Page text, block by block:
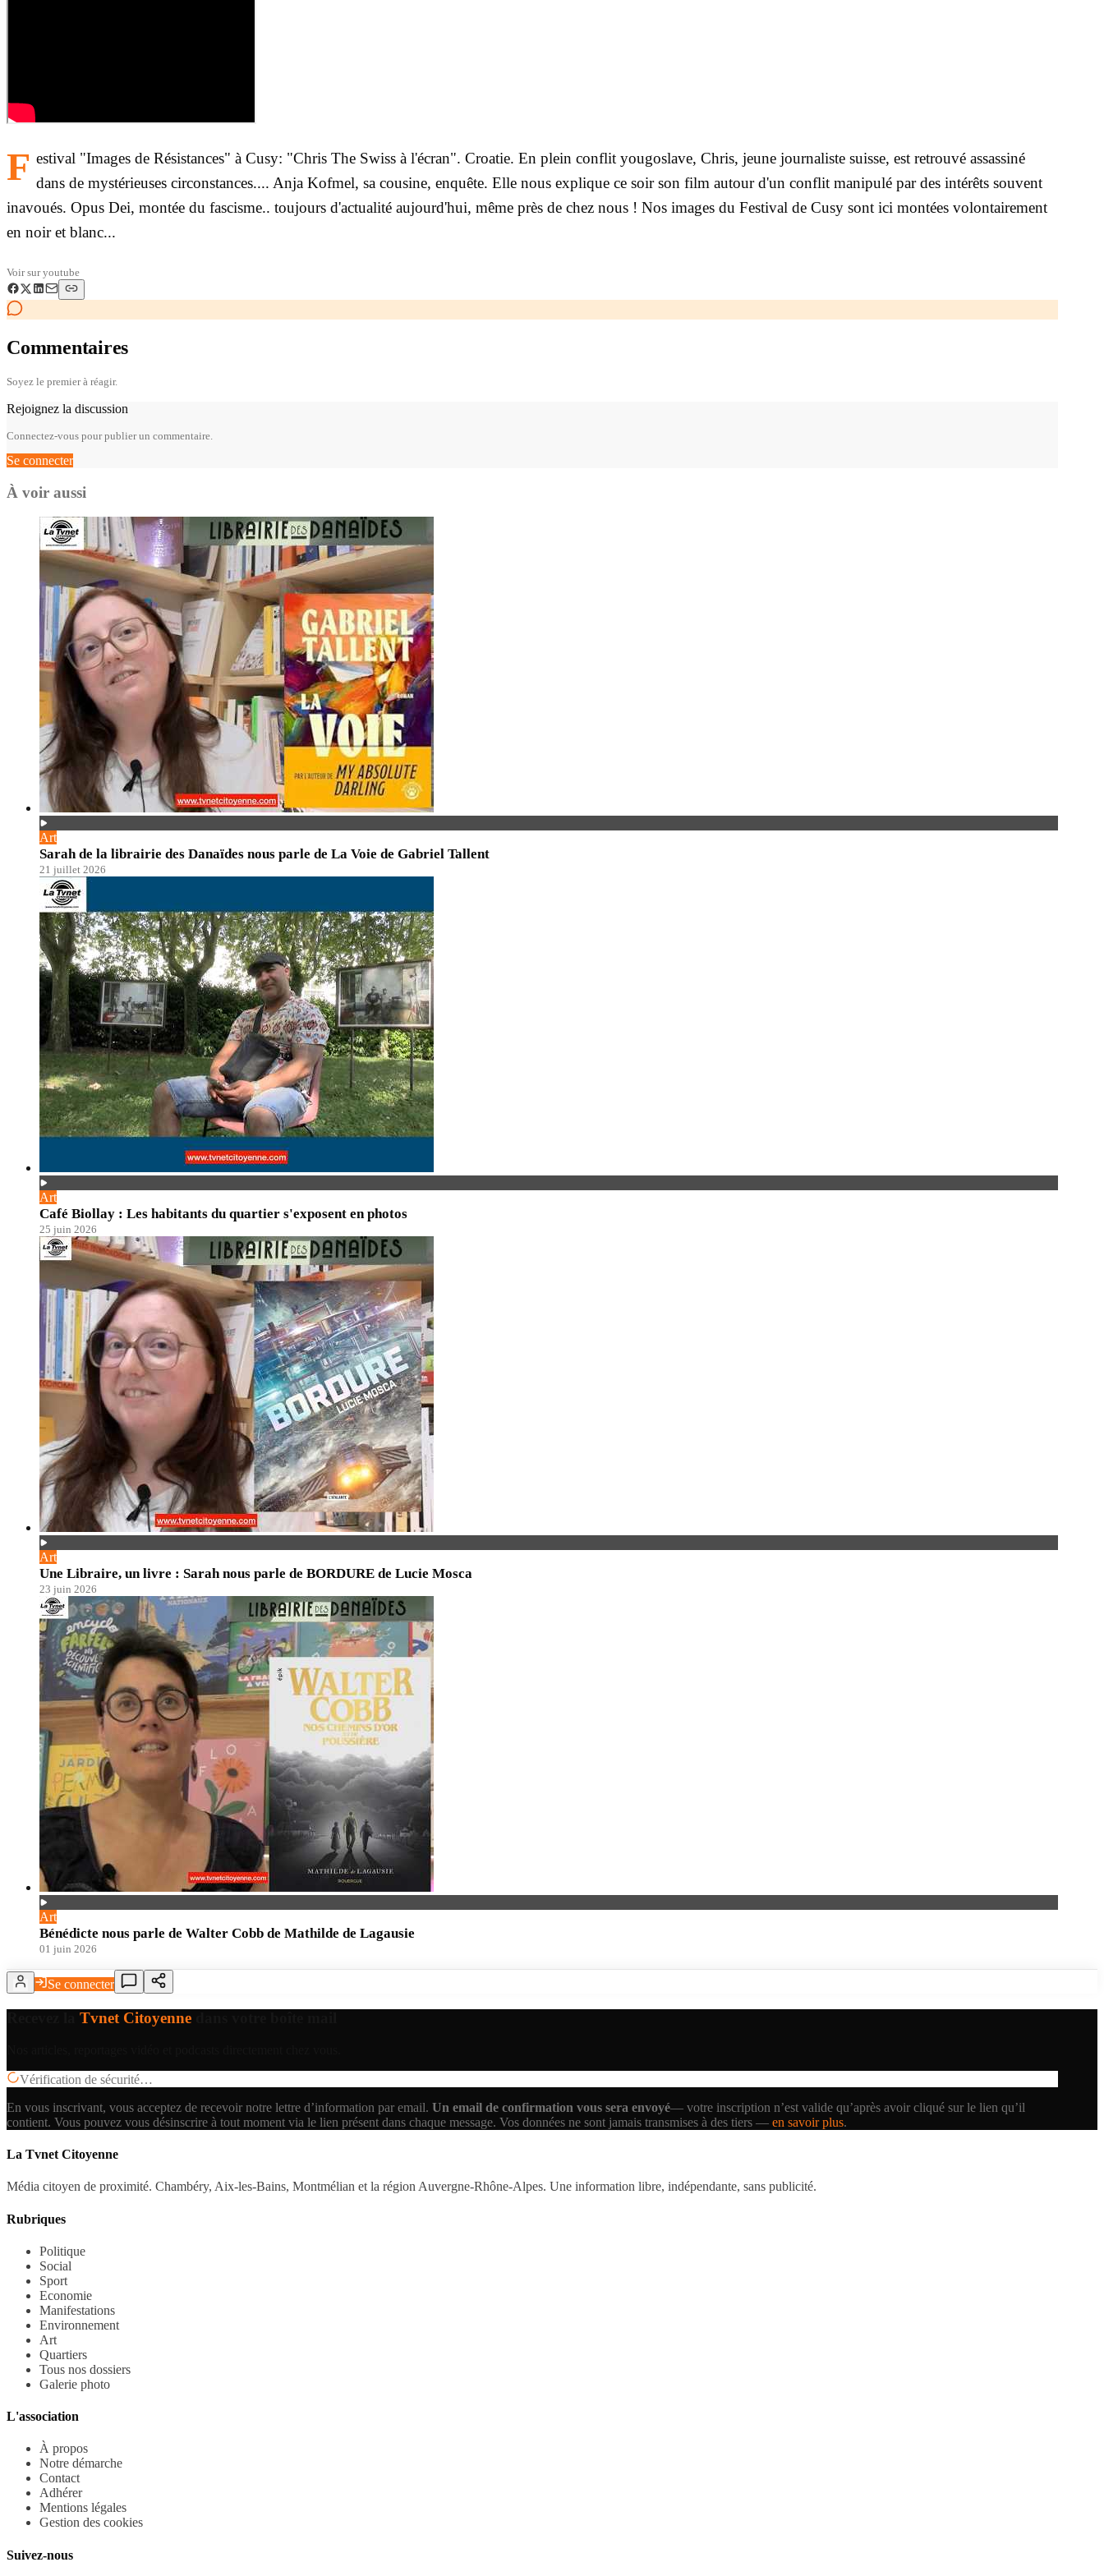
F estival "Images de Résistances" à Cusy: "Chris The Swiss à l'écran". Croatie. En plein conflit yougoslave, Chris, jeune journaliste suisse, est retrouvé assassiné
dans de mystérieuses circonstances.... Anja Kofmel, sa cousine, enquête. Elle nous explique ce soir son film autour d'un conflit manipulé par des intérêts souvent
inavoués. Opus Dei, montée du fascisme.. toujours d'actualité aujourd'hui, même près de chez nous ! Nos images du Festival de Cusy sont ici montées volontairement
en noir et blanc...
Voir suryoutube
Commentaires
Soyez le premier à réagir.
Rejoignez la discussion
Connectez-vous pour publier un commentaire.
Se connecter
À voir aussi
Art
Sarah de la librairie des Danaïdes nous parle de La Voie de Gabriel Tallent
21 juillet 2026
Art
Café Biollay : Les habitants du quartier s'exposent en photos
25 juin 2026
Art
Une Libraire, un livre : Sarah nous parle de BORDURE de Lucie Mosca
23 juin 2026
Art
Bénédicte nous parle de Walter Cobb de Mathilde de Lagausie
01 juin 2026
Se connecter
Tvnet Citoyenne
Vérification de sécurité…
En vous inscrivant, vous acceptez de recevoir notre lettre d’information par email. Un email de confirmation vous sera envoyé— votre inscription n’est valide qu’après avoir cliqué sur le lien qu’il
contient. Vous pouvez vous désinscrire à tout moment via le lien présent dans chaque message. Vos données ne sont jamais transmises à des tiers — en savoir plus.
La Tvnet Citoyenne
Média citoyen de proximité. Chambéry, Aix-les-Bains, Montmélian et la région Auvergne-Rhône-Alpes. Une information libre, indépendante, sans publicité.
Rubriques
Politique
Social
Sport
Economie
Manifestations
Environnement
Art
Quartiers
Tous nos dossiers
Galerie photo
L'association
À propos
Notre démarche
Contact
Adhérer
Mentions légales
Gestion des cookies
Suivez-nous